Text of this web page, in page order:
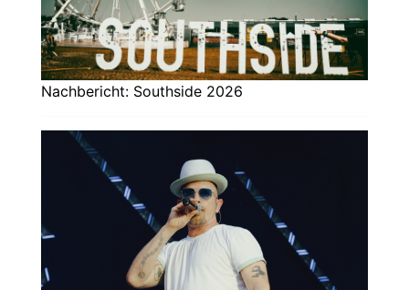
Nachbericht: Southside 2026